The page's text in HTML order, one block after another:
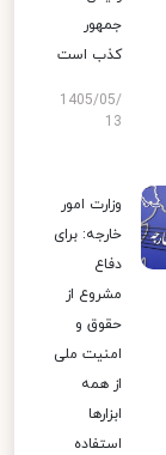
جمهور
کذب است
1405/05/
13
وزارت امور
خارجه: برای
دفاع
مشروع از
حقوق و
امنیت ملی
از همه
ابزارها
استفاده